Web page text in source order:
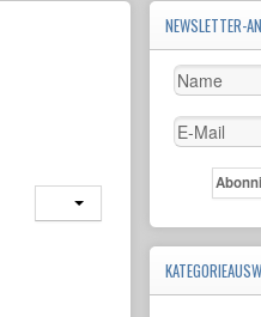
NEWSLETTER-